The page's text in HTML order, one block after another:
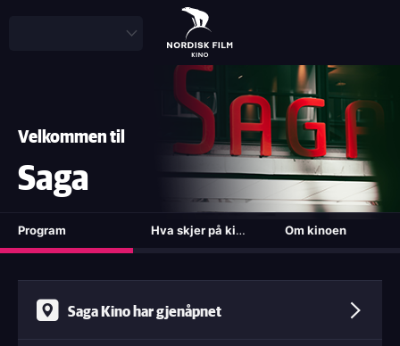
Velkommen til
Saga
Program
(active tab)
Hva skjer på kino? Om kinoen
Saga Kino har gjenåpnet
Alle dager: kl. 10.00 - 22.00
0161 Oslo
Kontakt oss